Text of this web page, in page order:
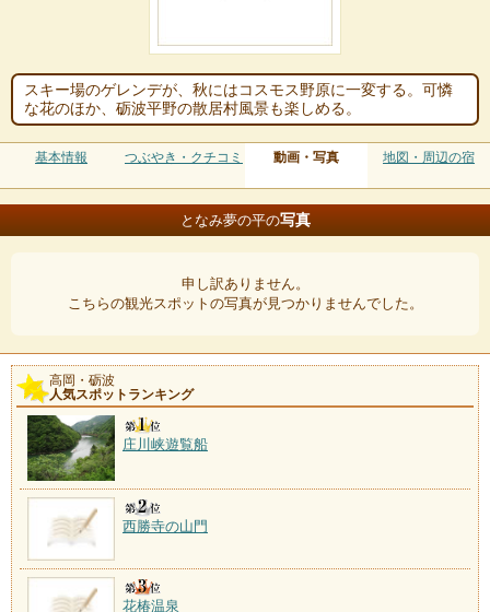
スキー場のゲレンデが、秋にはコスモス野原に一変する。可憐
な花のほか、砺波平野の散居村風景も楽しめる。
基本情報 つぶやき・クチコミ 動画・写真 地図・周辺の宿
となみ夢の平の写真
申し訳ありません。
こちらの観光スポットの写真が見つかりませんでした。
高岡・砺波
人気スポットランキング
庄川峡遊覧船
西勝寺の山門
花椿温泉